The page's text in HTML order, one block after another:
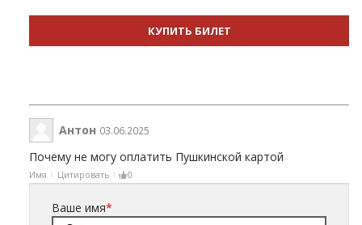
КУПИТЬ БИЛЕТ
Антон 03.06.2025
Почему не могу оплатить Пушкинской картой
Имя Цитировать 0
Ваше имя*